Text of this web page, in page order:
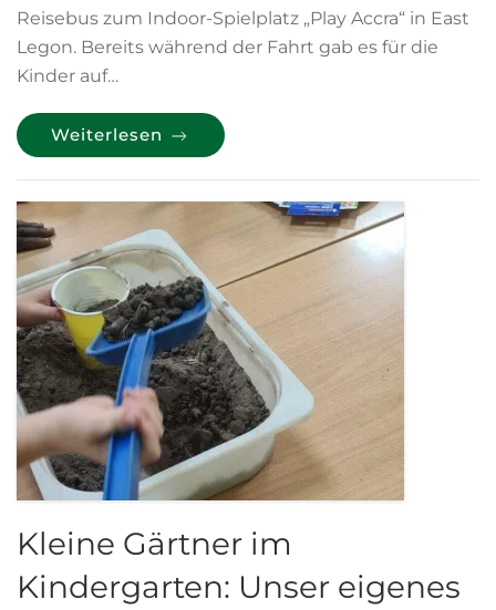
Reisebus zum Indoor-Spielplatz „Play Accra“ in East
Legon. Bereits während der Fahrt gab es für die
Kinder auf…
Weiterlesen
Kleine Gärtner im
Kindergarten: Unser eigenes